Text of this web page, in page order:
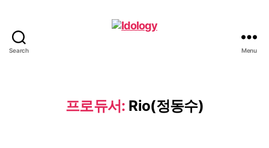
Search Menu
프로듀서: Rio(정동수)